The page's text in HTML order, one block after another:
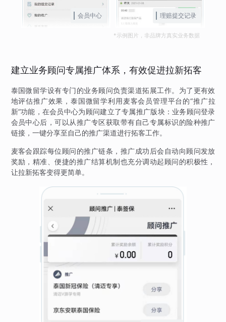
会员中心 理赔提交记录
*示例图片，非品牌方真实业务数据
建立业务顾问专属推广体系，有效促进拉新拓客
泰国微留学设有专门的业务顾问负责渠道拓展工作。为了更有效
地评估推广效果，泰国微留学利用麦客会员管理平台的“推广拉
新”功能，在会员中心为顾问建立了专属推广版块：业务顾问登录
会员中心后，可以从推广专区获取带有自己专属标识的险种推广
链接，一键分享至自己的推广渠道进行拓客工作。
麦客会跟踪每位顾问的推广链条，推广成功后会自动向顾问发放
奖励，精准、便捷的推广结算机制也充分调动起顾问的积极性，
让拉新拓客变得更简单。